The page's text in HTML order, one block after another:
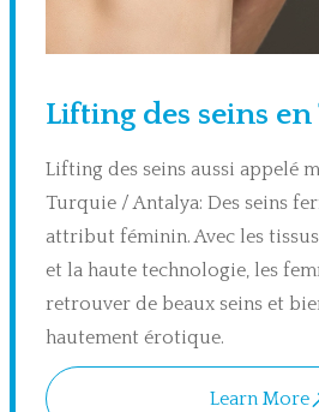
Lifting des seins
Lifting des seins aussi appelé
Turquie / Antalya: Des seins
attribut féminin. Avec les
et la haute technologie, les
retrouver de beaux seins et
hautement érotique.
Learn More